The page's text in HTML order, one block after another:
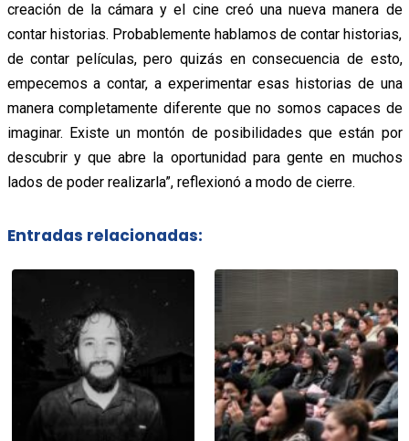
creación de la cámara y el cine creó una nueva manera de
contar historias. Probablemente hablamos de contar historias,
de contar películas, pero quizás en consecuencia de esto,
empecemos a contar, a experimentar esas historias de una
manera completamente diferente que no somos capaces de
imaginar. Existe un montón de posibilidades que están por
descubrir y que abre la oportunidad para gente en muchos
lados de poder realizarla”, reflexionó a modo de cierre.
Entradas relacionadas: